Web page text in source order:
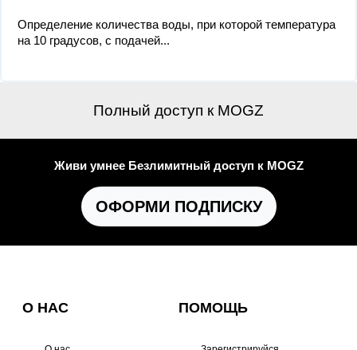
Определение количества воды, при которой температура
на 10 градусов, с подачей...
Полный доступ к MOGZ
Живи умнее Безлимитный доступ к MOGZ
ОФОРМИ ПОДПИСКУ
О НАС ПОМОЩЬ